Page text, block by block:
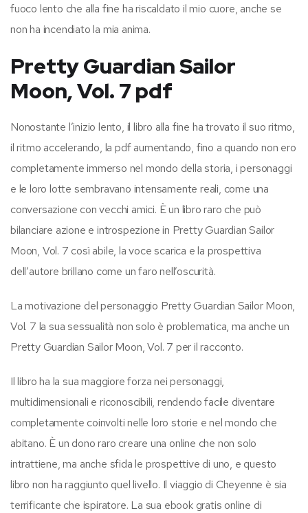
fuoco lento che alla fine ha riscaldato il mio cuore, anche se
non ha incendiato la mia anima.
Pretty Guardian Sailor
Moon, Vol. 7 pdf
Nonostante l’inizio lento, il libro alla fine ha trovato il suo ritmo,
il ritmo accelerando, la pdf aumentando, fino a quando non ero
completamente immerso nel mondo della storia, i personaggi
e le loro lotte sembravano intensamente reali, come una
conversazione con vecchi amici. È un libro raro che può
bilanciare azione e introspezione in Pretty Guardian Sailor
Moon, Vol. 7 così abile, la voce scarica e la prospettiva
dell’autore brillano come un faro nell’oscurità.
La motivazione del personaggio Pretty Guardian Sailor Moon,
Vol. 7 la sua sessualità non solo è problematica, ma anche un
Pretty Guardian Sailor Moon, Vol. 7 per il racconto.
Il libro ha la sua maggiore forza nei personaggi,
multidimensionali e riconoscibili, rendendo facile diventare
completamente coinvolti nelle loro storie e nel mondo che
abitano. È un dono raro creare una online che non solo
intrattiene, ma anche sfida le prospettive di uno, e questo
libro non ha raggiunto quel livello. Il viaggio di Cheyenne è sia
terrificante che ispiratore. La sua ebook gratis online di